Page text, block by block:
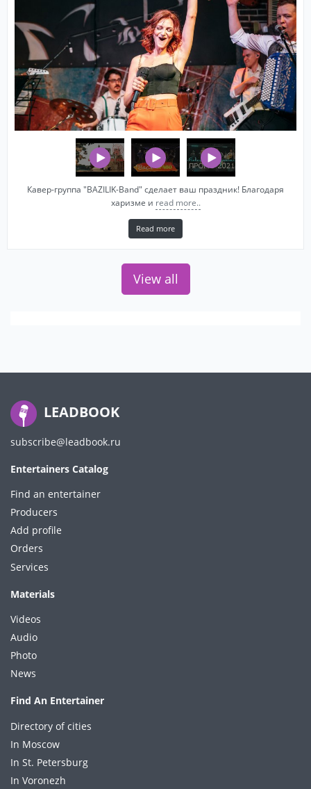
Кавер-группа "BAZILIK-Band" сделает ваш праздник! Благодаря
харизме и read more..
Read more
View all
LEADBOOK
subscribe@leadbook.ru
Entertainers Catalog
Find an entertainer
Producers
Add profile
Orders
Services
Materials
Videos
Audio
Photo
News
Find An Entertainer
Directory of cities
In Moscow
In St. Petersburg
In Voronezh